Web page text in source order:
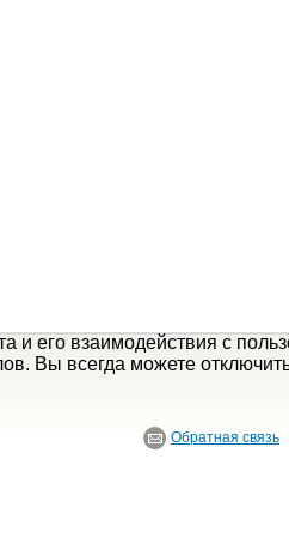
и его взаимодействия с
Вы всегда можете
Обратная связь